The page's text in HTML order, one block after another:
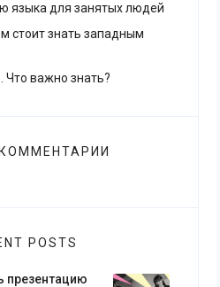
языка для занятых людей
стоит знать западным
Что важно знать?
POSTS
презентацию